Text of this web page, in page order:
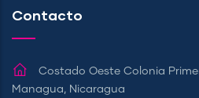
Contacto
Costado Oeste Colonia
Managua, Nicaragua